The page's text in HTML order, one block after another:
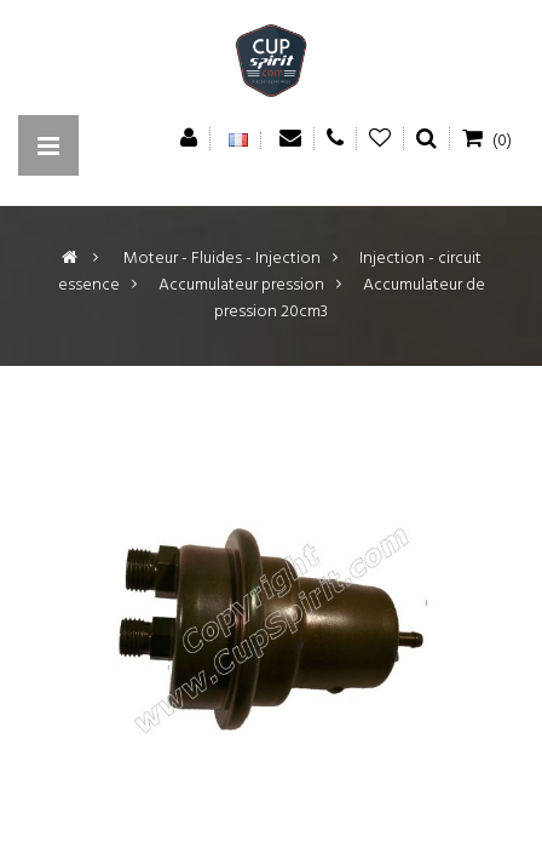
(0)
> Moteur - Fluides - Injection >
Injection - circuit
essence > Accumulateur pression >
Accumulateur de
pression 20cm3